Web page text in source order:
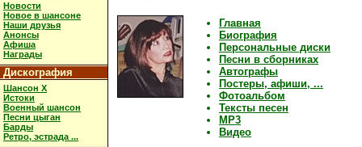
Новости
Новое в шансоне
Наши друзья
Анонсы
Афиша
Награды
Дискография
Шансон X
Истоки
Военный шансон
Песни цыган
Барды
Ретро, эстрада ...
Главная
Биография
Персональные диски
Песни в сборниках
Автографы
Постеры, афиши, ...
Фотоальбом
Тексты песен
MP3
Видео